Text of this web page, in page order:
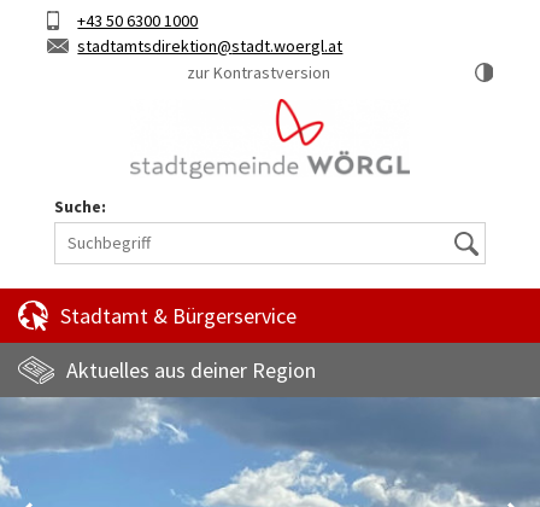
Hauptinhalt
KurztasteTelefon+43 50 6300 1000
E-
stadtamtsdirektion
stadt.woergl.at
zur Kontrastversion
Suche:
Suche
Stadtamt & Bürgerservice
Aktuelles aus deiner Region